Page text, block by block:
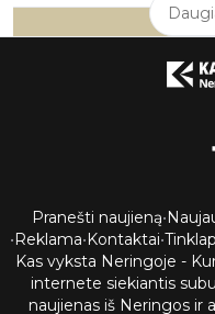
Pranešti naujieną•
•Reklama•Kontaktai•
Kas vyksta Neringoje -
internete siekiantis
naujienas iš Neringos ir